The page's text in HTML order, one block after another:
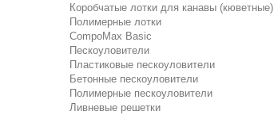
Коробчатые лотки для канавы (кюветные)
Полимерные лотки
CompoMax Basic
Пескоуловители
Пластиковые пескоуловители
Бетонные пескоуловители
Полимерные пескоуловители
Ливневые решетки